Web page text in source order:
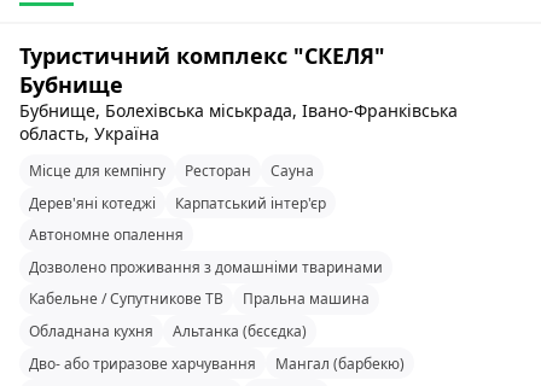
Туристичний комплекс "СКЕЛЯ"
Бубнище
Бубнище, Болехівська міськрада, Івано-Франківська
область, Україна
Місце для кемпінгу Ресторан
Сауна
Дерев'яні котеджі
Карпатський інтер'єр
Автономне опалення
Дозволено проживання з домашніми тваринами
Кабельне / Супутникове ТВ
Пральна машина
Обладнана кухня
Альтанка (бєсєдка)
Дво- або триразове харчування
Мангал (барбекю)